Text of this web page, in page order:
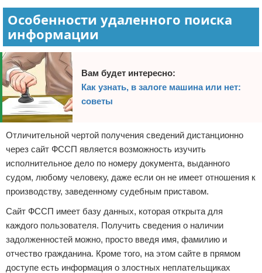
Особенности удаленного поиска
информации
Вам будет интересно:
Как узнать, в залоге машина или нет:
советы
Отличительной чертой получения сведений дистанционно
через сайт ФССП является возможность изучить
исполнительное дело по номеру документа, выданного
судом, любому человеку, даже если он не имеет отношения к
производству, заведенному судебным приставом.
Сайт ФССП имеет базу данных, которая открыта для
каждого пользователя. Получить сведения о наличии
задолженностей можно, просто введя имя, фамилию и
отчество гражданина. Кроме того, на этом сайте в прямом
доступе есть информация о злостных неплательщиках